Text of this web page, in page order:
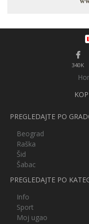
340K
PREGLEDAJTE PO
Beograd
Raška
Šid
Šabac
PREGLEDAJTE PO
Info
Sport
Moj ugao